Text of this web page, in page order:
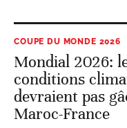
COUPE DU MONDE 2026
Mondial 2026:
conditions
devraient pas
Maroc-France